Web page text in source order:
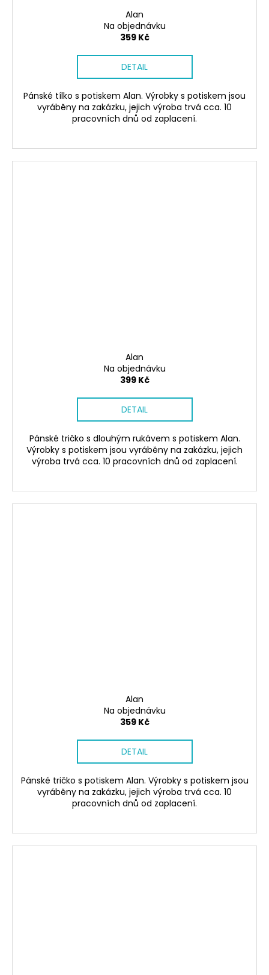
Alan
Na objednávku
359 Kč
DETAIL
Pánské tílko s potiskem Alan. Výrobky s potiskem jsou
vyráběny na zakázku, jejich výroba trvá cca. 10
pracovních dnů od zaplacení.
Alan
Na objednávku
399 Kč
DETAIL
Pánské tričko s dlouhým rukávem s potiskem Alan.
Výrobky s potiskem jsou vyráběny na zakázku, jejich
výroba trvá cca. 10 pracovních dnů od zaplacení.
Alan
Na objednávku
359 Kč
DETAIL
Pánské tričko s potiskem Alan. Výrobky s potiskem jsou
vyráběny na zakázku, jejich výroba trvá cca. 10
pracovních dnů od zaplacení.